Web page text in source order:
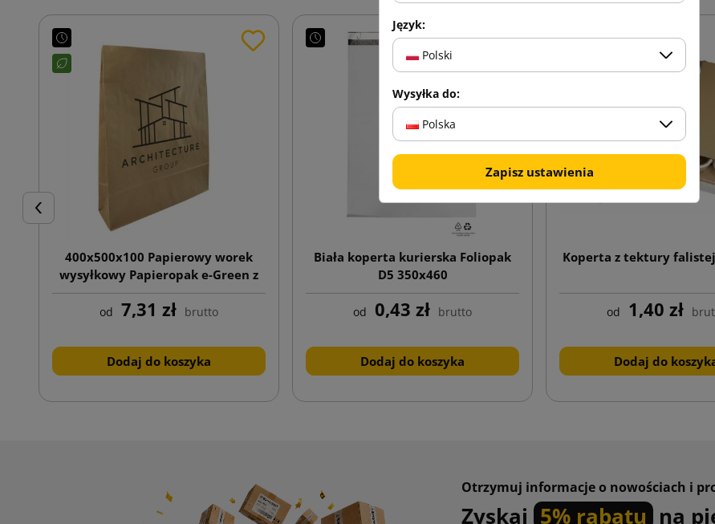
Poprzedni
400x500x100 Papierowy worek
wysyłkowy Papieropak e-Green z
nadrukiem jednostronnym
od 7,31 zł brutto
Dodaj do koszyka
Biała koperta kurierska Foliopak
D5 350x460
od 0,43 zł brutto
Dodaj do koszyka
Koperta z tektury
od 1,40 zł
Dodaj do
Otrzymuj informacje o nowościach i
Zyskaj 5% rabatu na
Język:
Polski
Wysyłka do:
Polska
Zapisz ustawienia